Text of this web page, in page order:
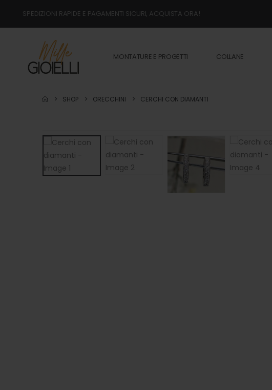
SPEDIZIONI RAPIDE E PAGAMENTI SICURI, ACQUISTA ORA!
MONTATURE E PROGETTI COLLANE
SHOP ORECCHINI CERCHI CON DIAMANTI